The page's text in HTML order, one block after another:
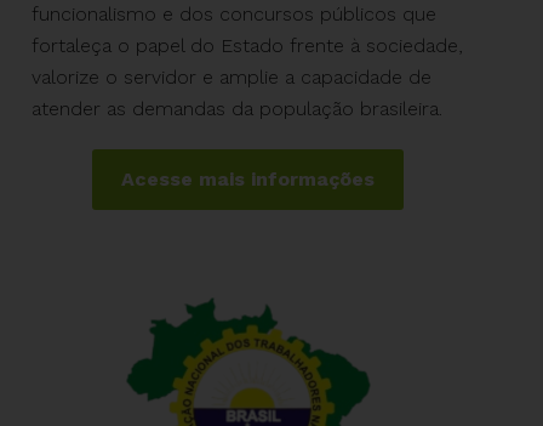
funcionalismo e dos concursos públicos que
fortaleça o papel do Estado frente à sociedade,
valorize o servidor e amplie a capacidade de
atender as demandas da população brasileira.
Acesse mais informações